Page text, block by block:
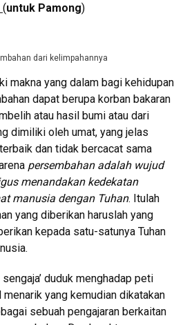
(untuk Pamong)
dari kelimpahannya
makna yang dalam bagi kehidupan
dapat berupa korban bakaran
atau hasil bumi atau dari
dimiliki oleh umat, yang jelas
dan tidak bercacat sama
persembahan adalah wujud
menandakan kedekatan
manusia dengan Tuhan. Itulah
yang diberikan haruslah yang
kepada satu-satunya Tuhan
duduk menghadap peti
menarik yang kemudian dikatakan
sebuah pengajaran berkaitan